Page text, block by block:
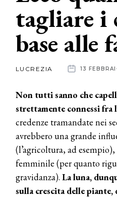
News
News
aziende
tagliare i
base alle
LUCREZIA 13
Non tutti sanno che
strettamente connessi fra
credenze tramandate nei
avrebbero una grande
(l’agricoltura, ad
femminile (per quanto
gravidanza). La luna,
sulla crescita delle piante,